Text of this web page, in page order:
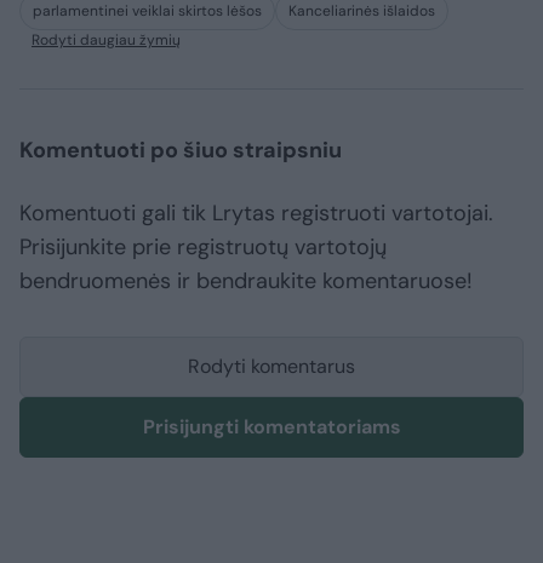
parlamentinei veiklai skirtos lėšos
Kanceliarinės išlaidos
Rodyti daugiau žymių
Komentuoti po šiuo straipsniu
Komentuoti gali tik Lrytas registruoti vartotojai.
Prisijunkite prie registruotų vartotojų
bendruomenės ir bendraukite komentaruose!
Rodyti komentarus
Prisijungti komentatoriams